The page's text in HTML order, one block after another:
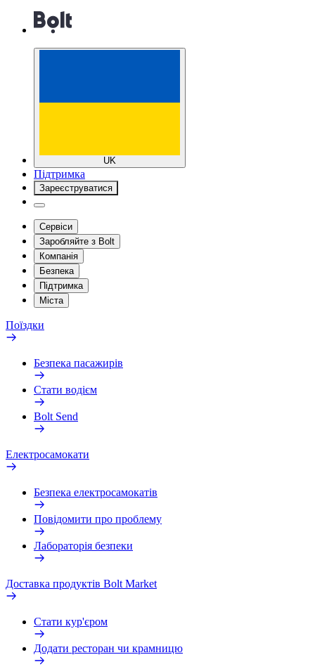
UK
Підтримка
Зареєструватися
Сервіси
Заробляйте з Bolt
Компанія
Безпека
Підтримка
Міста
Поїздки
Безпека пасажирів
Стати водієм
Bolt Send
Електросамокати
Безпека електросамокатів
Повідомити про проблему
Лабораторія безпеки
Доставка продуктів Bolt Market
Стати кур'єром
Додати ресторан чи крамницю